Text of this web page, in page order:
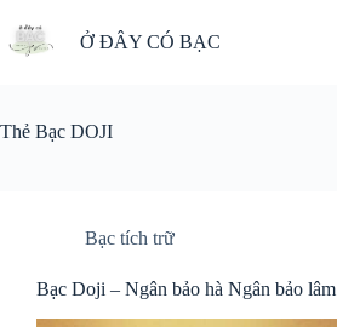
đến
phần
Ở ĐÂY CÓ BẠC
Thẻ Bạc DOJI
Bạc tích trữ
Bạc Doji – Ngân bảo hà Ngân bảo lâm